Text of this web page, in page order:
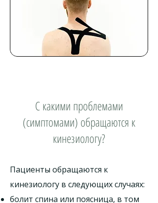
С какими проблемами
(симптомами) обращаются к
кинезиологу?
Пациенты обращаются к
кинезиологу в следующих случаях:
болит спина или поясница, в том